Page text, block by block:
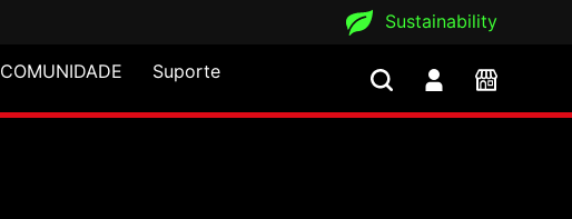
Sustainability
COMUNIDADE Suporte